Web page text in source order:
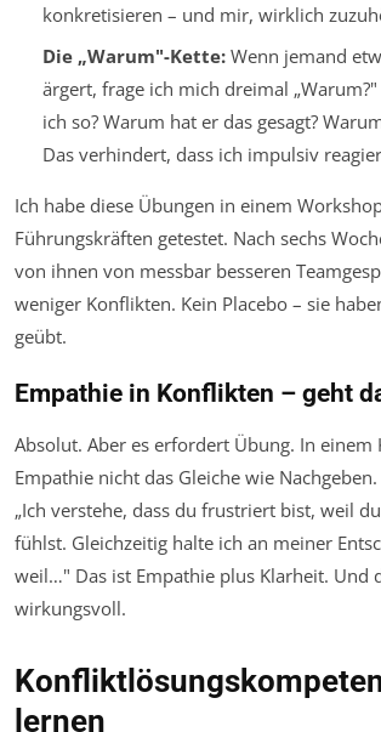
konkretisieren – und mir, wirklich
Die „Warum"-Kette:Wenn jemand
ärgert, frage ich mich dreimal
ich so? Warum hat er das gesagt?
Das verhindert, dass ich impulsiv
Ich habe diese Übungen in einem
Führungskräften getestet. Nach sechs
von ihnen von messbar besseren
weniger Konflikten. Kein Placebo – sie
geübt.
Empathie in Konflikten – geht
Absolut. Aber es erfordert Übung. In einem
Empathie nicht das Gleiche wie
„Ich verstehe, dass du frustriert bist, weil
fühlst. Gleichzeitig halte ich an meiner
weil…" Das ist Empathie plus Klarheit. Und
wirkungsvoll.
lernen